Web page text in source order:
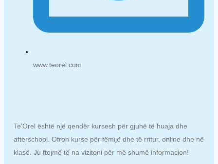
www.teorel.com
Te’Orel është një qendër kursesh për gjuhë të huaja dhe
afterschool. Ofron kurse për fëmijë dhe të rritur, online dhe në
klasë. Ju ftojmë të na vizitoni për më shumë informacion!